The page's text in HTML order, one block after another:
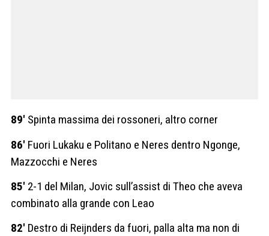
89′ Spinta massima dei rossoneri, altro corner
86′ Fuori Lukaku e Politano e Neres dentro Ngonge,
Mazzocchi e Neres
85′ 2-1 del Milan, Jovic sull’assist di Theo che aveva
combinato alla grande con Leao
82′ Destro di Reijnders da fuori, palla alta ma non di